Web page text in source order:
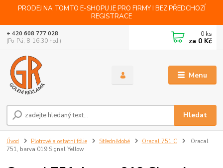
PRODEJ NA TOMTO E-SHOPU JE PRO FIRMY I BEZ PŘEDCHOZÍ
REGISTRACE
Menu
Hledat
+ 420 608 777 028
(Po-Pá, 8-16:30 hod.)
0 ks
za 0 Kč
Úvod Plotrové a ostatní fólie Střednědobé Oracal 751 C
Oracal
751, barva 019 Signal Yellow